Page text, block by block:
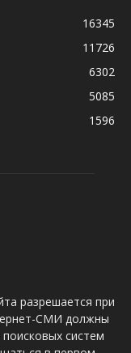
16345
11726
6302
5085
1596
разрешается при
СМИ должны
систем